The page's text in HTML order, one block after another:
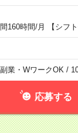
160時間/月 【シフ
業・WワークOK /
応募する